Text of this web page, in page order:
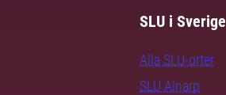
SLU i Sverige
Alla SLU-orter
SLU Alnarp